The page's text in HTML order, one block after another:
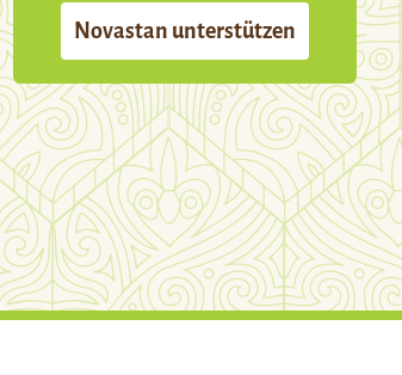
Novastan unterstützen